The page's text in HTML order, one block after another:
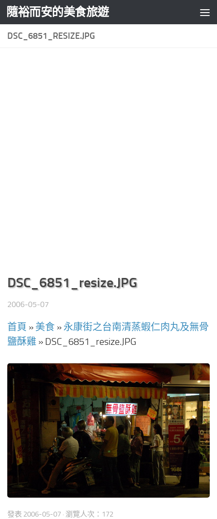
Skip to content
隨裕而安的美食旅遊
DSC_6851_RESIZE.JPG
DSC_6851_resize.JPG
2006-05-07
首頁 » 美食 » 永康街之台南清蒸蝦仁肉丸及無骨
鹽酥雞 » DSC_6851_resize.JPG
發表 2006-05-07 · 瀏覽人次：172